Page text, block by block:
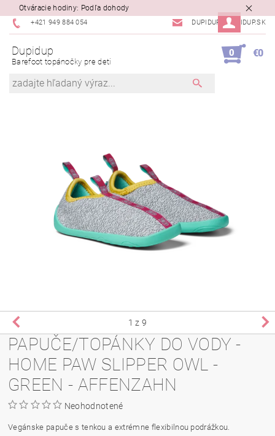
Otváracie hodiny: Podľa dohody
+421 949 884 054 DUPIDUP@DUPIDUP.SK
Dupidup
Barefoot topánočky pre deti
0 €0
1 z 9
PAPUČE/TOPÁNKY DO VODY -
HOME PAW SLIPPER OWL -
GREEN - AFFENZAHN
Neohodnotené
Vegánske papuče s tenkou a extrémne flexibilnou podrážkou.